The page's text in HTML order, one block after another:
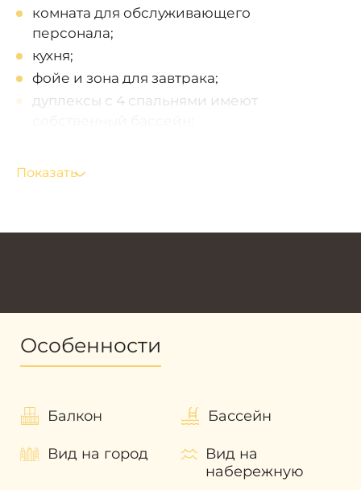
комната для обслуживающего
персонала;
кухня;
фойе и зона для завтрака;
дуплексы с 4 спальнями имеют
террасы;
система «умный дом»;
панорамное остекление;
мебели.
Показать
Особенности
Балкон Бассейн
Вид на город
Вид на
набережную